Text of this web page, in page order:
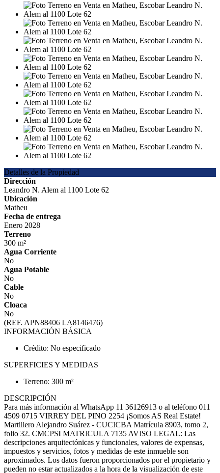
Detalles de la Propiedad
Dirección
Leandro N. Alem al 1100 Lote 62
Ubicación
Matheu
Fecha de entrega
Enero 2028
Terreno
300 m²
Agua Corriente
No
Agua Potable
No
Cable
No
Cloaca
No
(REF. APN88406 LA8146476)
INFORMACIÓN BÁSICA
Crédito: No especificado
SUPERFICIES Y MEDIDAS
Terreno: 300 m²
DESCRIPCIÓN
Para más información al WhatsApp 11 36126913 o al teléfono 011
4509 0715 VIRREY DEL PINO 2254 ¡Somos AS Real Estate!
Martillero Alejandro Suárez - CUCICBA Matrícula 8903, tomo 2,
folio 32. CMCPSI MATRICULA 7135 AVISO LEGAL: Las
descripciones arquitectónicas y funcionales, valores de expensas,
impuestos y servicios, fotos y medidas de este inmueble son
aproximados. Los datos fueron proporcionados por el propietario y
pueden no estar actualizados a la hora de la visualización de este